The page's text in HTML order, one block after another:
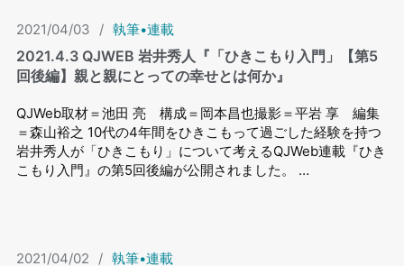
2021/04/03 / 執筆•連載
2021.4.3 QJWEB 岩井秀⼈『「ひきこもり⼊⾨」【第5
回後編】親と親にとっての幸せとは何か』
QJWeb取材＝池田 亮 構成＝岡本昌也撮影＝平岩 享 編集
＝森山裕之 10代の4年間をひきこもって過ごした経験を持つ
岩井秀人が「ひきこもり」について考えるQJWeb連載『ひき
こもり入門』の第5回後編が公開されました。 …
2021/04/02 / 執筆•連載